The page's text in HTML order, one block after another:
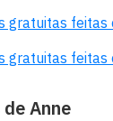
gratuitas feitas
gratuitas feitas
Anne